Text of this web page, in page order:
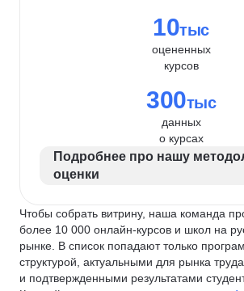
10тыс
оцененных
курсов
300тыс
данных
о курсах
Подробнее про нашу
оценки
Чтобы собрать витрину, наша команда
более 10 000 онлайн-курсов и школ на
рынке. В список попадают только
структурой, актуальными для рынка
и подтвержденными результатами